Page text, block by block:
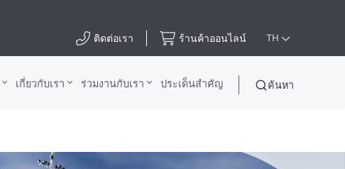
ติดต่อเรา ร้านค้าออนไลน์ TH
เกี่ยวกับเรา ร่วมงานกับเรา ประเด็นสําคัญ ค้นหา